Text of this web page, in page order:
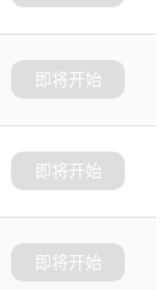
即将开始
即将开始
即将开始